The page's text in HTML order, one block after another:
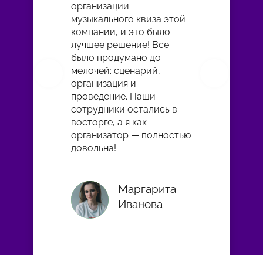
организации
музыкального квиза этой
компании, и это было
лучшее решение! Все
было продумано до
мелочей: сценарий,
организация и
проведение. Наши
сотрудники остались в
восторге, а я как
организатор — полностью
довольна!
Маргарита
Иванова